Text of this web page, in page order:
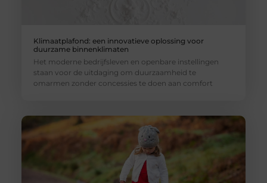
Klimaatplafond: een innovatieve oplossing voor
duurzame binnenklimaten
Het moderne bedrijfsleven en openbare instellingen
staan voor de uitdaging om duurzaamheid te
omarmen zonder concessies te doen aan comfort